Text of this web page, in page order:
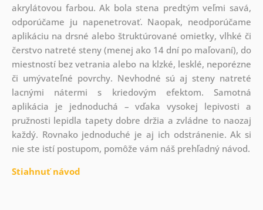
akrylátovou farbou. Ak bola stena predtým veľmi savá,
odporúčame ju napenetrovať. Naopak, neodporúčame
aplikáciu na drsné alebo štruktúrované omietky, vlhké či
čerstvo natreté steny (menej ako 14 dní po maľovaní), do
miestností bez vetrania alebo na klzké, lesklé, neporézne
či umývateľné povrchy. Nevhodné sú aj steny natreté
lacnými nátermi s kriedovým efektom. Samotná
aplikácia je jednoduchá – vďaka vysokej lepivosti a
pružnosti lepidla tapety dobre držia a zvládne to naozaj
každý. Rovnako jednoduché je aj ich odstránenie. Ak si
nie ste istí postupom, pomôže vám náš prehľadný návod.
Stiahnuť návod